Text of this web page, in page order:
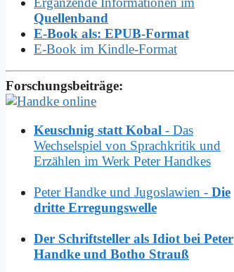
Quellenband
E-Book als: EPUB-Format
E-Book im Kindle-Format
Forschungsbeiträge:
Keuschnig statt Kobal - Das
Wechselspiel von Sprachkritik und
Erzählen im Werk Peter Handkes
Peter Handke und Jugoslawien - Die
dritte Erregungswelle
Der Schriftsteller als Idiot bei Peter
Handke und Botho Strauß